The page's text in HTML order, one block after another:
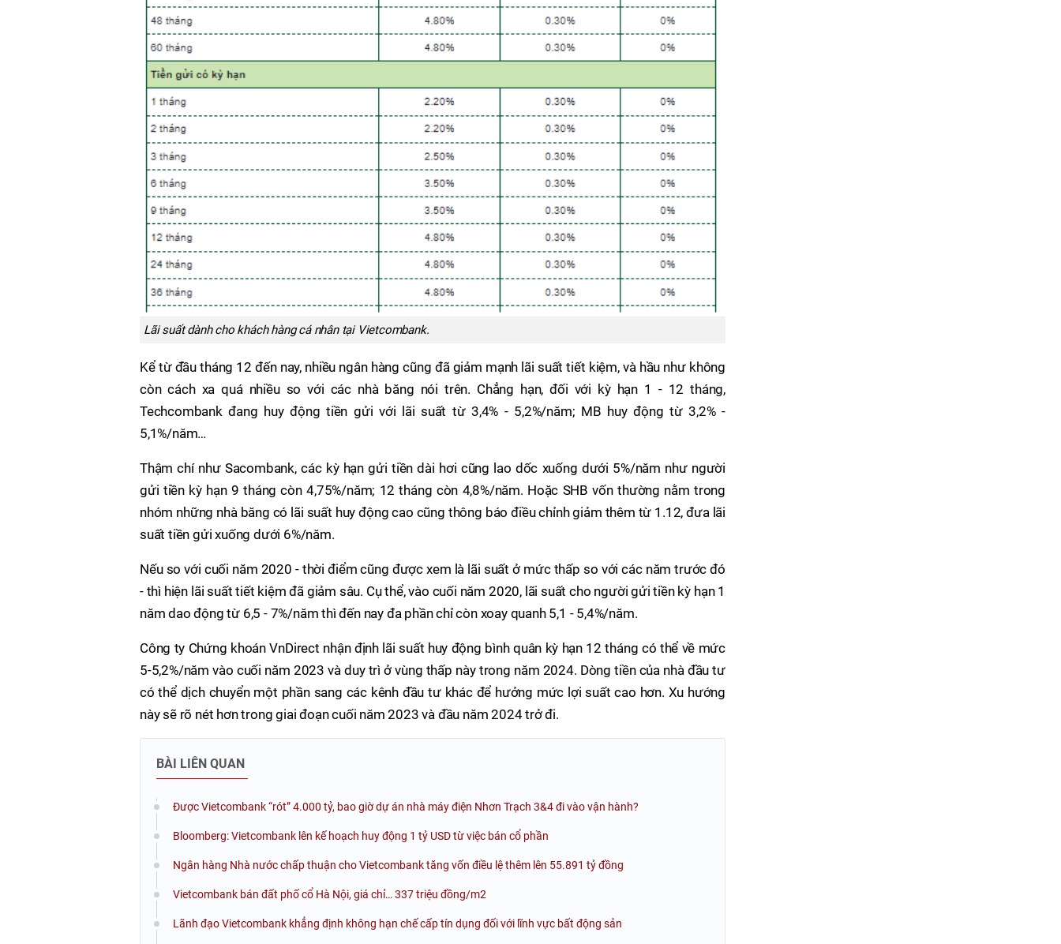
Lãi suất dành cho khách hàng cá nhân tại Vietcombank.
Kể từ đầu tháng 12 đến nay, nhiều ngân hàng cũng đã giảm mạnh lãi suất tiết kiệm, và hầu như không
còn cách xa quá nhiều so với các nhà băng nói trên. Chẳng hạn, đối với kỳ hạn 1 - 12 tháng,
Techcombank đang huy động tiền gửi với lãi suất từ 3,4% - 5,2%/năm; MB huy động từ 3,2% -
5,1%/năm…
Thậm chí như Sacombank, các kỳ hạn gửi tiền dài hơi cũng lao dốc xuống dưới 5%/năm như người
gửi tiền kỳ hạn 9 tháng còn 4,75%/năm; 12 tháng còn 4,8%/năm. Hoặc SHB vốn thường nằm trong
nhóm những nhà băng có lãi suất huy động cao cũng thông báo điều chỉnh giảm thêm từ 1.12, đưa lãi
suất tiền gửi xuống dưới 6%/năm.
Nếu so với cuối năm 2020 - thời điểm cũng được xem là lãi suất ở mức thấp so với các năm trước đó
- thì hiện lãi suất tiết kiệm đã giảm sâu. Cụ thể, vào cuối năm 2020, lãi suất cho người gửi tiền kỳ hạn 1
năm dao động từ 6,5 - 7%/năm thì đến nay đa phần chỉ còn xoay quanh 5,1 - 5,4%/năm.
Công ty Chứng khoán VnDirect nhận định lãi suất huy động bình quân kỳ hạn 12 tháng có thể về mức
5-5,2%/năm vào cuối năm 2023 và duy trì ở vùng thấp này trong năm 2024. Dòng tiền của nhà đầu tư
có thể dịch chuyển một phần sang các kênh đầu tư khác để hưởng mức lợi suất cao hơn. Xu hướng
này sẽ rõ nét hơn trong giai đoạn cuối năm 2023 và đầu năm 2024 trở đi.
BÀI LIÊN QUAN
Được Vietcombank “rót” 4.000 tỷ, bao giờ dự án nhà máy điện Nhơn Trạch 3&4 đi vào vận hành?
Bloomberg: Vietcombank lên kế hoạch huy động 1 tỷ USD từ việc bán cổ phần
Ngân hàng Nhà nước chấp thuận cho Vietcombank tăng vốn điều lệ thêm lên 55.891 tỷ đồng
Vietcombank bán đất phố cổ Hà Nội, giá chỉ… 337 triệu đồng/m2
Lãnh đạo Vietcombank khẳng định không hạn chế cấp tín dụng đối với lĩnh vực bất động sản